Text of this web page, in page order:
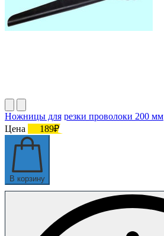
Ножницы для резки проволоки 200 мм
Цена
189₽
В корзину